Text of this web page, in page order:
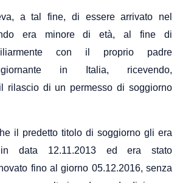
a tal fine, di essere arrivato nel
era minore di età, al fine di
con il proprio padre
in Italia, ricevendo,
rilascio di un permesso di soggiorno
il predetto titolo di soggiorno gli era
in data 12.11.2013 ed era stato
fino al giorno 05.12.2016, senza